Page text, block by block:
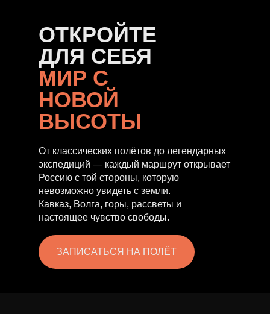
ОТКРОЙТЕ
ДЛЯ СЕБЯ
МИР С
НОВОЙ
ВЫСОТЫ
От классических полётов до легендарных
экспедиций — каждый маршрут открывает
Россию с той стороны, которую
невозможно увидеть с земли.
Кавказ, Волга, горы, рассветы и
настоящее чувство свободы.
ЗАПИСАТЬСЯ НА ПОЛЁТ